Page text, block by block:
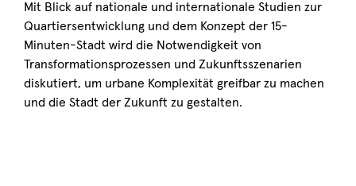
Mit Blick auf nationale und internationale Studien zur
Quartiersentwicklung und dem Konzept der 15-
Minuten-Stadt wird die Notwendigkeit von
Transformationsprozessen und Zukunftsszenarien
diskutiert, um urbane Komplexität greifbar zu machen
und die Stadt der Zukunft zu gestalten.